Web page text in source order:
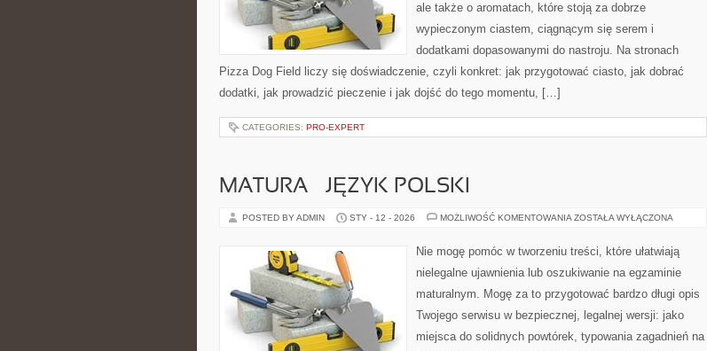
ale także o aromatach, które stoją za dobrze
wypieczonym ciastem, ciągnącym się serem i
dodatkami dopasowanymi do nastroju. Na stronach
Pizza Dog Field liczy się doświadczenie, czyli konkret: jak przygotować ciasto, jak dobrać
dodatki, jak prowadzić pieczenie i jak dojść do tego momentu, […]
CATEGORIES: PRO-EXPERT
MATURA – JĘZYK POLSKI
POSTED BY ADMIN STY - 12 - 2026 MOŻLIWOŚĆ KOMENTOWANIA MATURA
POLSKI
ZOSTAŁA WYŁĄCZONA
Nie mogę pomóc w tworzeniu treści, które ułatwiają
nielegalne ujawnienia lub oszukiwanie na egzaminie
maturalnym. Mogę za to przygotować bardzo długi opis
Twojego serwisu w bezpiecznej, legalnej wersji: jako
miejsca do solidnych powtórek, typowania zagadnień na